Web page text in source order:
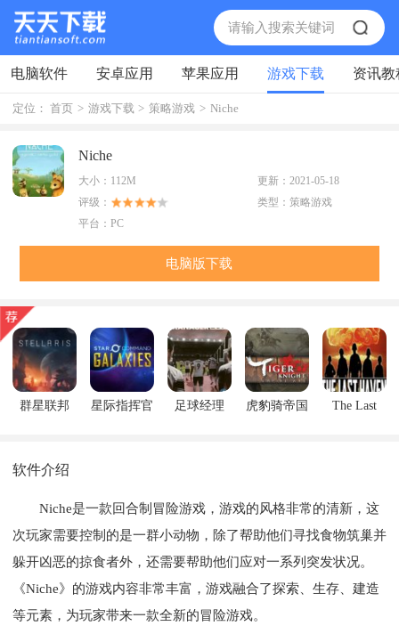
电脑软件 安卓应用 苹果应用 游戏下载 资讯教
定位： 首页 > 游戏下载 > 策略游戏 > Niche
Niche
大小： 112M 更新： 2021-05-18
评级：
类型： 策略游戏
平台： PC
电脑版下载
群星联邦 星际指挥官
足球经理
虎豹骑帝国
The Last
软件介绍
Niche是一款回合制冒险游戏，游戏的风格非常的清新，这
次玩家需要控制的是一群小动物，除了帮助他们寻找食物筑巢并
躲开凶恶的掠食者外，还需要帮助他们应对一系列突发状况。
《Niche》的游戏内容非常丰富，游戏融合了探索、生存、建造
等元素，为玩家带来一款全新的冒险游戏。